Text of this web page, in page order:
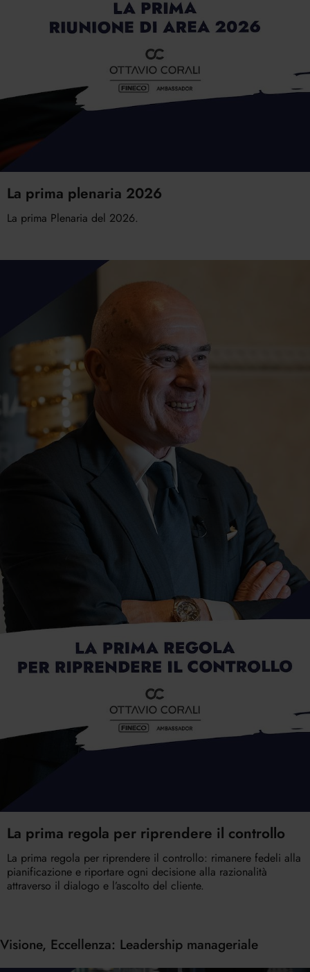
La prima plenaria 2026
La prima Plenaria del 2026.
La prima regola per riprendere il controllo
La prima regola per riprendere il controllo: rimanere fedeli alla
pianificazione e riportare ogni decisione alla razionalità
attraverso il dialogo e l’ascolto del cliente.
Visione, Eccellenza: Leadership manageriale